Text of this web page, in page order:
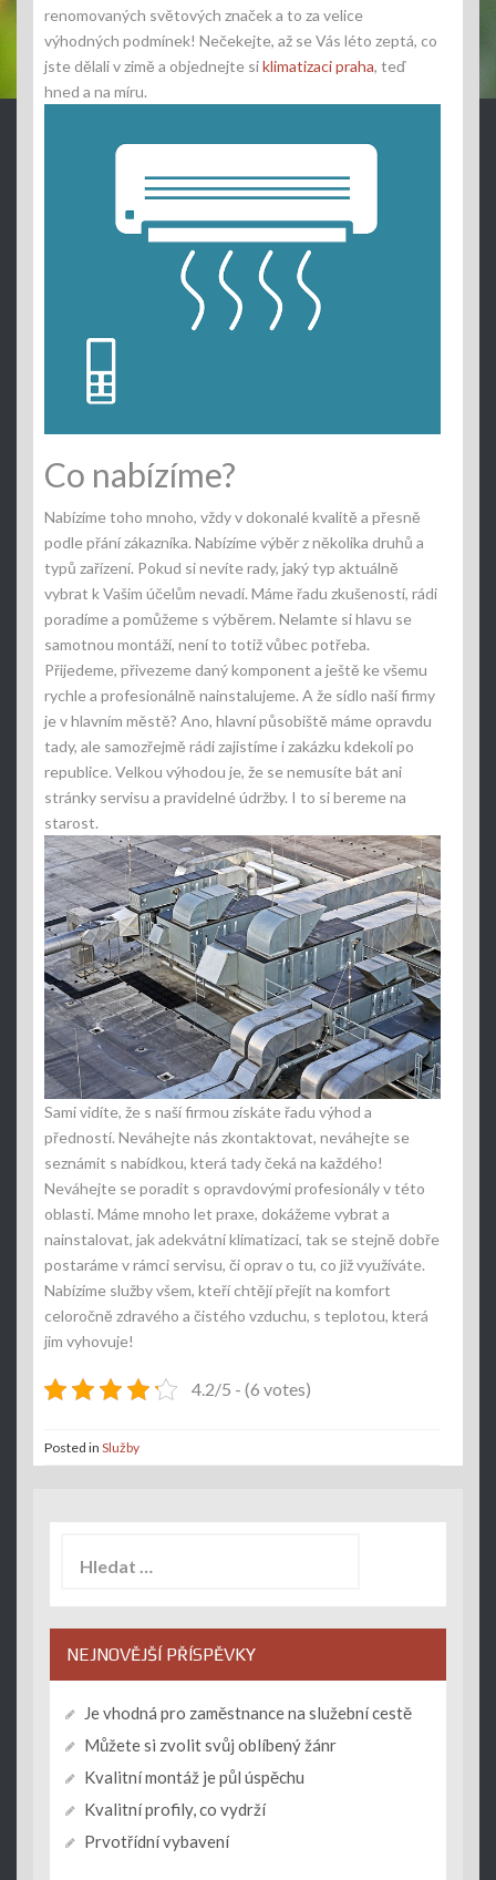
renomovaných světových značek a to za velice
výhodných podmínek! Nečekejte, až se Vás léto zeptá, co
jste dělali v zimě a objednejte siklimatizaci praha, teď
hned a na míru.
Co nabízíme?
Nabízíme toho mnoho, vždy v dokonalé kvalitě a přesně
podle přání zákazníka. Nabízíme výběr z několika druhů a
typů zařízení. Pokud si nevíte rady, jaký typ aktuálně
vybrat k Vašim účelům nevadí. Máme řadu zkušeností, rádi
poradíme a pomůžeme s výběrem. Nelamte si hlavu se
samotnou montáží, není to totiž vůbec potřeba.
Přijedeme, přivezeme daný komponent a ještě ke všemu
rychle a profesionálně nainstalujeme. A že sídlo naší firmy
je v hlavním městě? Ano, hlavní působiště máme opravdu
tady, ale samozřejmě rádi zajistíme i zakázku kdekoli po
republice. Velkou výhodou je, že se nemusíte bát ani
stránky servisu a pravidelné údržby. I to si bereme na
starost.
Sami vidíte, že s naší firmou získáte řadu výhod a
předností. Neváhejte nás zkontaktovat, neváhejte se
seznámit s nabídkou, která tady čeká na každého!
Neváhejte se poradit s opravdovými profesionály v této
oblasti. Máme mnoho let praxe, dokážeme vybrat a
nainstalovat, jak adekvátní klimatizaci, tak se stejně dobře
postaráme v rámci servisu, či oprav o tu, co již využíváte.
Nabízíme služby všem, kteří chtějí přejít na komfort
celoročně zdravého a čistého vzduchu, s teplotou, která
jim vyhovuje!
4.2/5 - (6 votes)
Posted in Služby
NEJNOVĚJŠÍ PŘÍSPĚVKY
Je vhodná pro zaměstnance na služební cestě
Můžete si zvolit svůj oblíbený žánr
Kvalitní montáž je půl úspěchu
Kvalitní profily, co vydrží
Prvotřídní vybavení